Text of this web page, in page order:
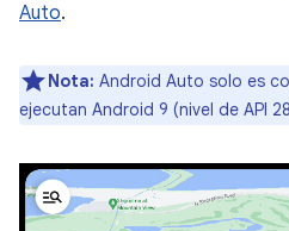
Auto.
Nota: Android Auto solo es
ejecutan Android 9 (nivel de API